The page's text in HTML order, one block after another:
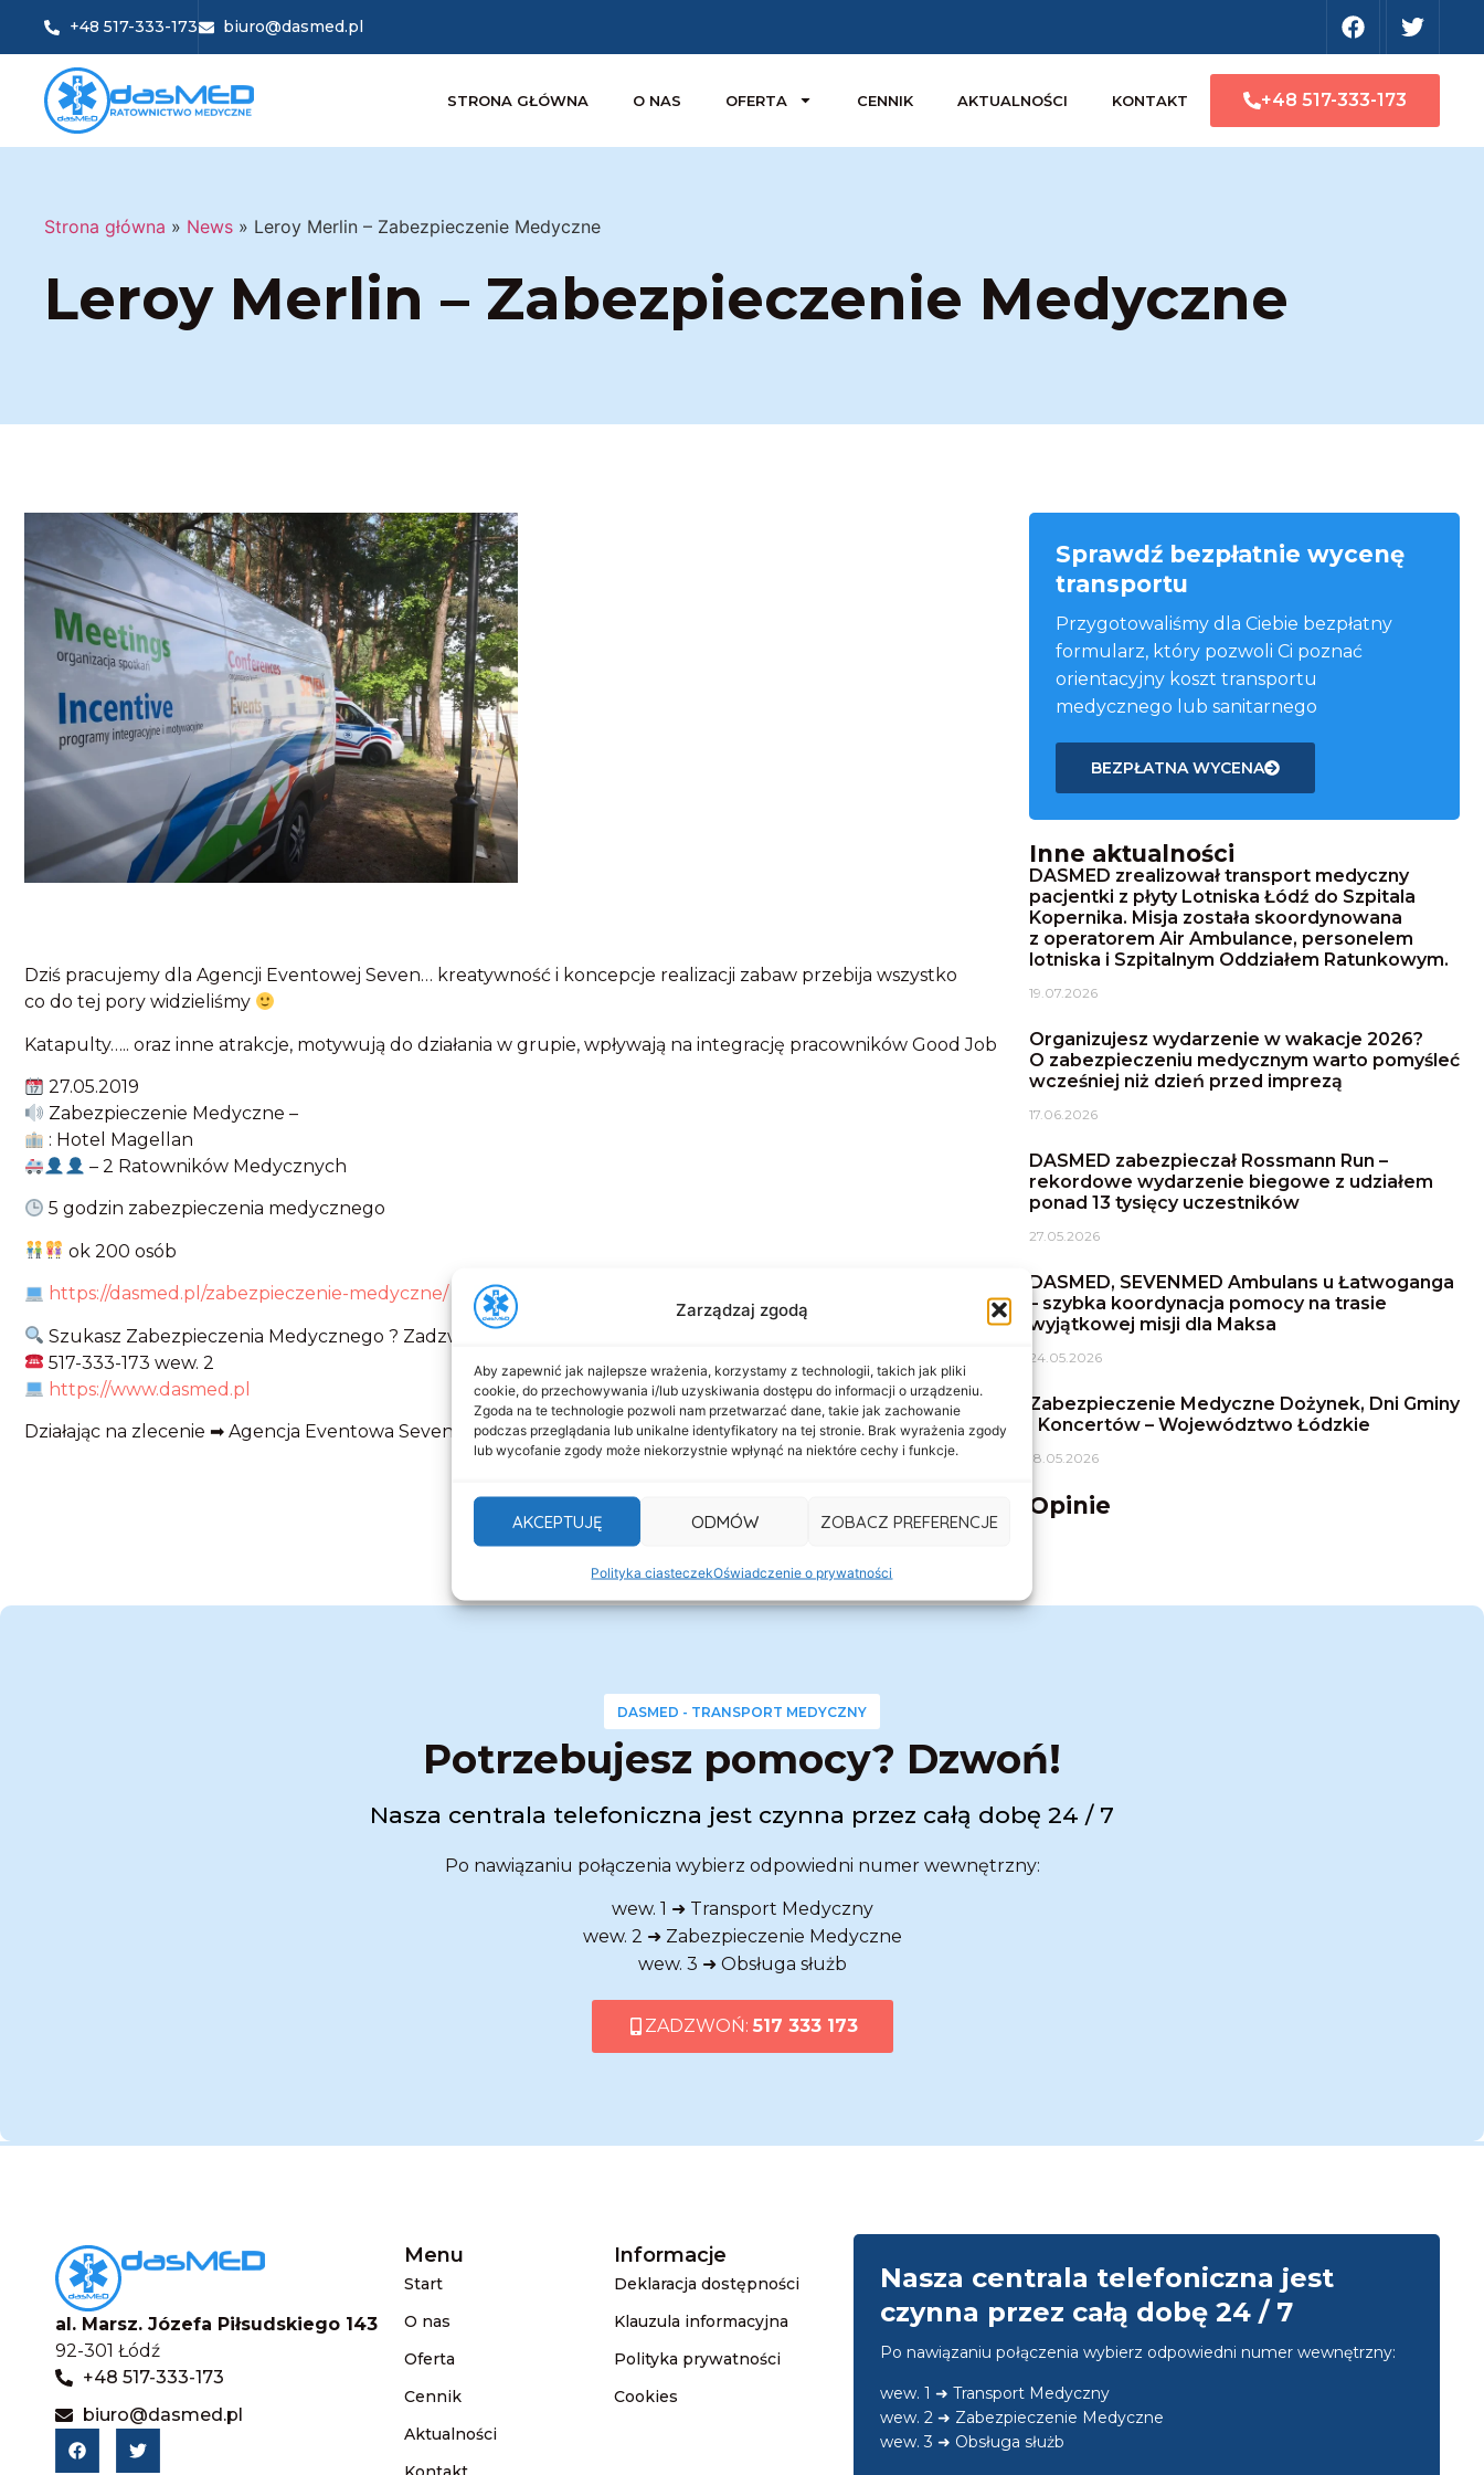
Zarządzaj zgodą
Aby zapewnić jak najlepsze wrażenia, korzystamy z technologii, takich jak pliki
cookie, do przechowywania i/lub uzyskiwania dostępu do informacji o urządzeniu.
Zgoda na te technologie pozwoli nam przetwarzać dane, takie jak zachowanie
podczas przeglądania lub unikalne identyfikatory na tej stronie. Brak wyrażenia zgody
lub wycofanie zgody może niekorzystnie wpłynąć na niektóre cechy i funkcje.
AKCEPTUJĘ ODMÓW ZOBACZ PREFERENCJE
Polityka ciasteczekOświadczenie o prywatności
+48 517-333-173 biuro@dasmed.pl
STRONA GŁÓWNA O NAS OFERTA CENNIK AKTUALNOŚCI KONTAKT +48 517-333-173
Strona główna » News » Leroy Merlin – Zabezpieczenie Medyczne
Leroy Merlin – Zabezpieczenie Medyczne
Dziś pracujemy dla Agencji Eventowej Seven… kreatywność i koncepcje realizacji zabaw przebija wszystko
co do tej pory widzieliśmy
Katapulty….. oraz inne atrakcje, motywują do działania w grupie, wpływają na integrację pracowników Good Job
27.05.2019
Zabezpieczenie Medyczne –
: Hotel Magellan
– 2 Ratowników Medycznych
5 godzin zabezpieczenia medycznego
ok 200 osób
https://dasmed.pl/zabezpieczenie-medyczne/
Szukasz Zabezpieczenia Medycznego ? Zadzwoń do Nas
517-333-173 wew. 2
https://www.dasmed.pl
Działając na zlecenie ➡ Agencja Eventowa Seven 7
Sprawdź bezpłatnie wycenę
transportu
Przygotowaliśmy dla Ciebie bezpłatny
formularz, który pozwoli Ci poznać
orientacyjny koszt transportu
medycznego lub sanitarnego
BEZPŁATNA WYCENA
Inne aktualności
DASMED zrealizował transport medyczny
pacjentki z płyty Lotniska Łódź do Szpitala
Kopernika. Misja została skoordynowana
z operatorem Air Ambulance, personelem
lotniska i Szpitalnym Oddziałem Ratunkowym.
19.07.2026
Organizujesz wydarzenie w wakacje 2026?
O zabezpieczeniu medycznym warto pomyśleć
wcześniej niż dzień przed imprezą
17.06.2026
DASMED zabezpieczał Rossmann Run –
rekordowe wydarzenie biegowe z udziałem
ponad 13 tysięcy uczestników
27.05.2026
DASMED, SEVENMED Ambulans u Łatwoganga
– szybka koordynacja pomocy na trasie
wyjątkowej misji dla Maksa
24.05.2026
Zabezpieczenie Medyczne Dożynek, Dni Gminy
i Koncertów – Województwo Łódzkie
18.05.2026
Opinie
DASMED - TRANSPORT MEDYCZNY
Potrzebujesz pomocy? Dzwoń!
Nasza centrala telefoniczna jest czynna przez całą dobę 24 / 7
Po nawiązaniu połączenia wybierz odpowiedni numer wewnętrzny:
wew. 1 ➜ Transport Medyczny
wew. 2 ➜ Zabezpieczenie Medyczne
wew. 3 ➜ Obsługa służb
ZADZWOŃ: 517 333 173
al. Marsz. Józefa Piłsudskiego 143
92-301 Łódź
+48 517-333-173
biuro@dasmed.pl
Menu
Start
O nas
Oferta
Cennik
Aktualności
Informacje
Deklaracja dostępności
Klauzula informacyjna
Polityka prywatności
Cookies
Nasza centrala telefoniczna jest
czynna przez całą dobę 24 / 7
Po nawiązaniu połączenia wybierz odpowiedni numer wewnętrzny:
wew. 1 ➜ Transport Medyczny
wew. 2 ➜ Zabezpieczenie Medyczne
wew. 3 ➜ Obsługa służb